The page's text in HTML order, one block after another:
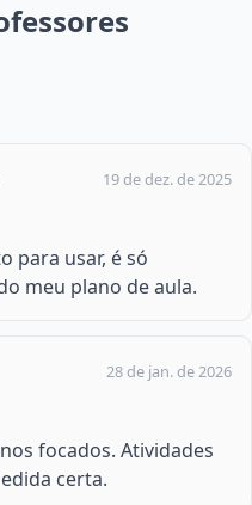
19 de dez. de 2025
para usar, é só
meu plano de aula.
28 de jan. de 2026
focados. Atividades
certa.